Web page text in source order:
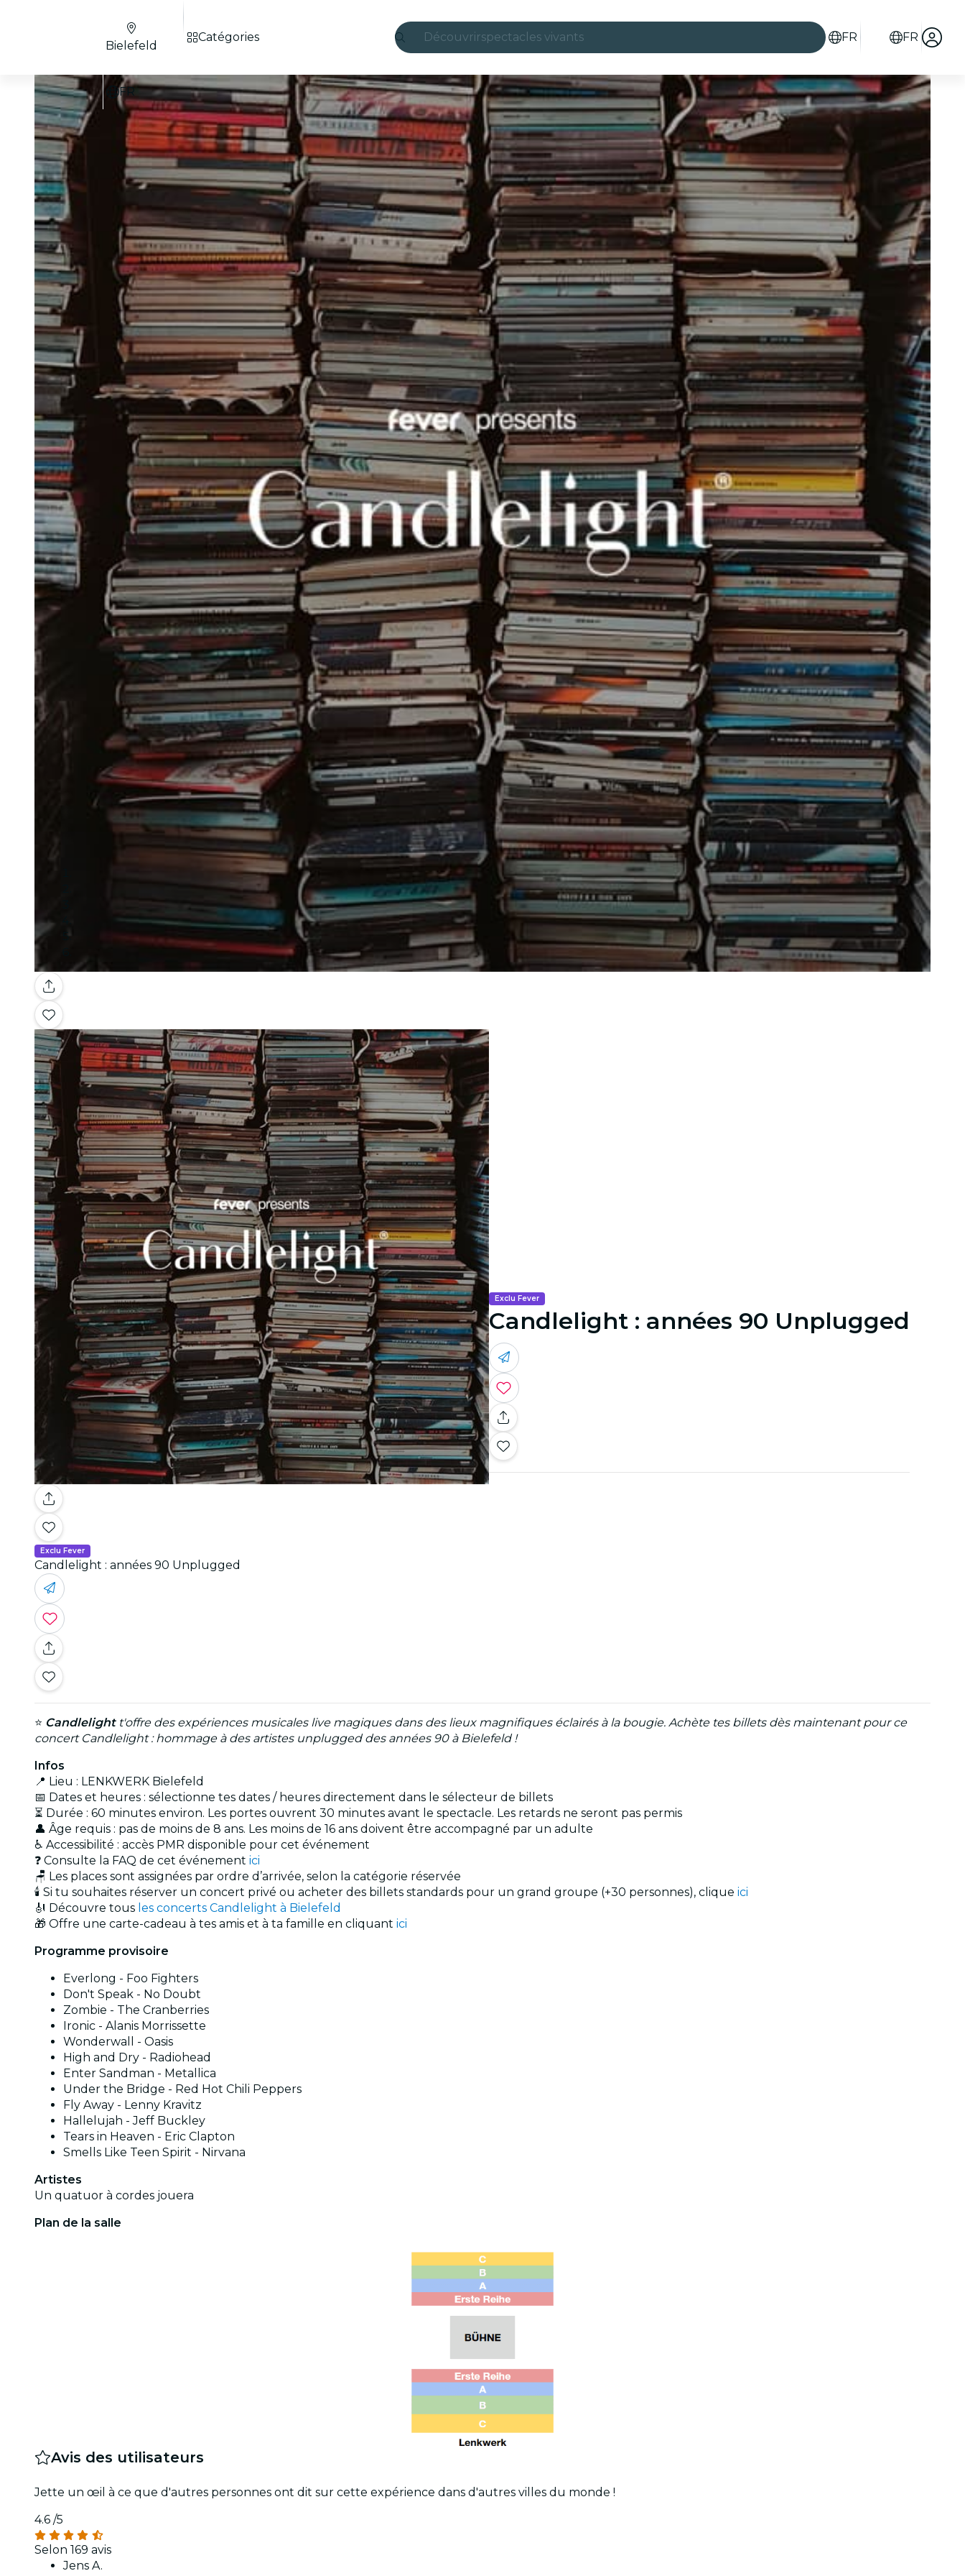
Découvrirspectacles vivants
Candlelight
Londres
expériences et villes
São Paulo
expositions
Séoul
visites urbaines
concerts
restaurants
cinéma
FR FR
Bielefeld
FR
Catégories
Galerie
Exclu Fever
Candlelight : années 90 Unplugged
Exclu Fever
Candlelight : années 90 Unplugged
⭐ Candlelightt'offre des expériences musicales live magiques dans des lieux magnifiques éclairés à la bougie. Achète tes billets dès maintenant pour ce
concert Candlelight : hommage à des artistes unplugged des années 90 à Bielefeld !
Infos
📍 Lieu : LENKWERK Bielefeld
📅 Dates et heures : sélectionne tes dates / heures directement dans le sélecteur de billets
⏳ Durée : 60 minutes environ. Les portes ouvrent 30 minutes avant le spectacle. Les retards ne seront pas permis
👤 Âge requis : pas de moins de 8 ans. Les moins de 16 ans doivent être accompagné par un adulte
♿ Accessibilité : accès PMR disponible pour cet événement
❓ Consulte la FAQ de cet événement ici
🪑 Les places sont assignées par ordre d’arrivée, selon la catégorie réservée
🕯️ Si tu souhaites réserver un concert privé ou acheter des billets standards pour un grand groupe (+30 personnes), clique ici
🎻 Découvre tous les concerts Candlelight à Bielefeld
🎁 Offre une carte-cadeau à tes amis et à ta famille en cliquant ici
Programme provisoire
Everlong - Foo Fighters
Don't Speak - No Doubt
Zombie - The Cranberries
Ironic - Alanis Morrissette
Wonderwall - Oasis
High and Dry - Radiohead
Enter Sandman - Metallica
Under the Bridge - Red Hot Chili Peppers
Fly Away - Lenny Kravitz
Hallelujah - Jeff Buckley
Tears in Heaven - Eric Clapton
Smells Like Teen Spirit - Nirvana
Artistes
Un quatuor à cordes jouera
Plan de la salle
Avis des utilisateurs
Jette un œil à ce que d'autres personnes ont dit sur cette expérience dans d'autres villes du monde !
4.6 /5
Selon 169 avis
Jens A.